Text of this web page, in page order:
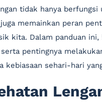
tidak hanya
memainkan peran
kita. Dalam panduan
pentingnya
kebiasaan sehari-hari